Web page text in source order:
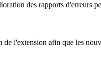
des rapports d'erreurs
l'extension afin que les